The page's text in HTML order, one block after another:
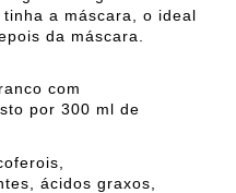
a máscara, o ideal
da máscara.
com
por 300 ml de
ácidos graxos,